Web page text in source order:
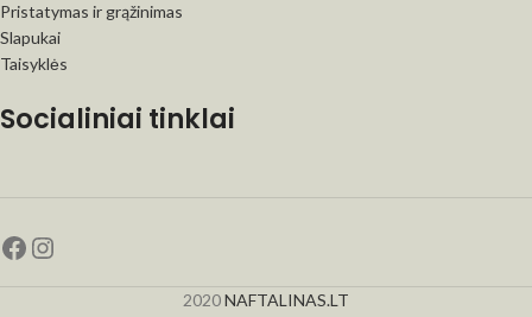
Pristatymas ir grąžinimas
Slapukai
Taisyklės
Socialiniai tinklai
2020NAFTALINAS.LT